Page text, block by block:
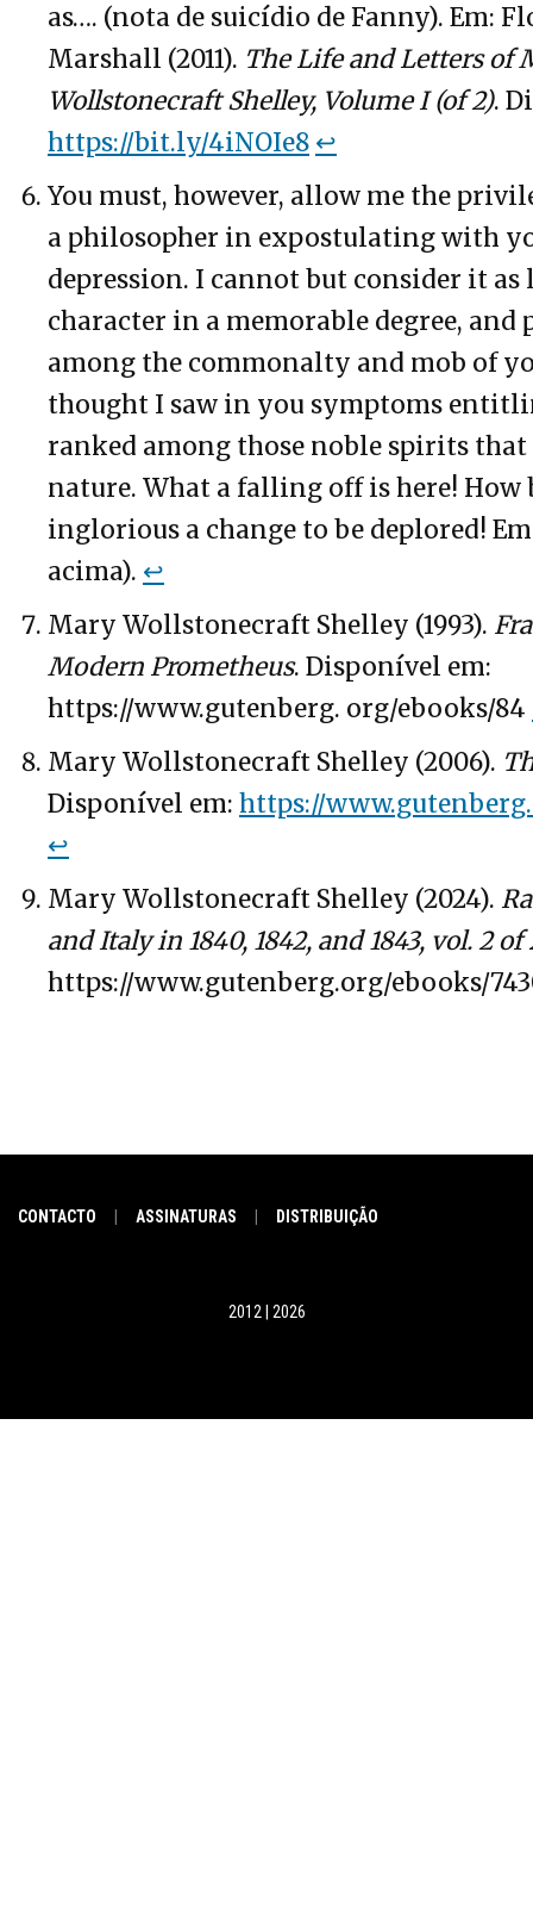
as…. (nota de suicídio de Fanny). Em:
Marshall (2011). The Life and Letters of
Wollstonecraft Shelley, Volume I (of 2).
https://bit.ly/4iNOIe8 ↩
You must, however, allow me the
a philosopher in expostulating with
depression. I cannot but consider it
character in a memorable degree,
among the commonalty and mob of
thought I saw in you symptoms
ranked among those noble spirits
nature. What a falling off is here!
inglorious a change to be deplored!
acima). ↩
Mary Wollstonecraft Shelley (1993).
Modern Prometheus. Disponível em:
https://www.gutenberg. org/ebooks/84
Mary Wollstonecraft Shelley (2006).
Disponível em: https://
↩
Mary Wollstonecraft Shelley (2024).
and Italy in 1840, 1842, and 1843, vol. 2 of
https://www.gutenberg.org/ebooks/
CONTACTO ASSINATURAS DISTRIBUIÇÃO
2012 | 2026